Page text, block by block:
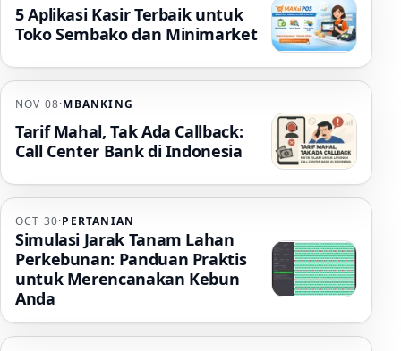
5 Aplikasi Kasir Terbaik untuk
Toko Sembako dan Minimarket
NOV 08·MBANKING
Tarif Mahal, Tak Ada Callback:
Call Center Bank di Indonesia
OCT 30·PERTANIAN
Simulasi Jarak Tanam Lahan
Perkebunan: Panduan Praktis
untuk Merencanakan Kebun
Anda